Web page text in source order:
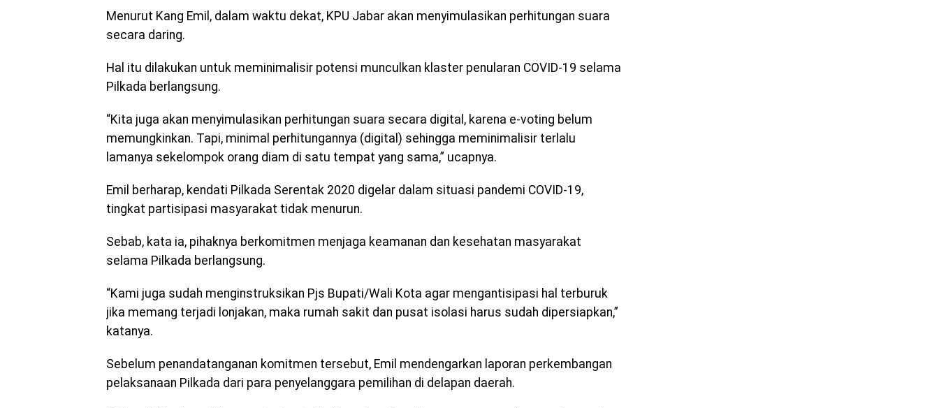
Menurut Kang Emil, dalam waktu dekat, KPU Jabar akan menyimulasikan perhitungan suara
secara daring.
Hal itu dilakukan untuk meminimalisir potensi munculkan klaster penularan COVID-19 selama
Pilkada berlangsung.
“Kita juga akan menyimulasikan perhitungan suara secara digital, karena e-voting belum
memungkinkan. Tapi, minimal perhitungannya (digital) sehingga meminimalisir terlalu
lamanya sekelompok orang diam di satu tempat yang sama,” ucapnya.
Emil berharap, kendati Pilkada Serentak 2020 digelar dalam situasi pandemi COVID-19,
tingkat partisipasi masyarakat tidak menurun.
Sebab, kata ia, pihaknya berkomitmen menjaga keamanan dan kesehatan masyarakat
selama Pilkada berlangsung.
“Kami juga sudah menginstruksikan Pjs Bupati/Wali Kota agar mengantisipasi hal terburuk
jika memang terjadi lonjakan, maka rumah sakit dan pusat isolasi harus sudah dipersiapkan,”
katanya.
Sebelum penandatanganan komitmen tersebut, Emil mendengarkan laporan perkembangan
pelaksanaan Pilkada dari para penyelanggara pemilihan di delapan daerah.